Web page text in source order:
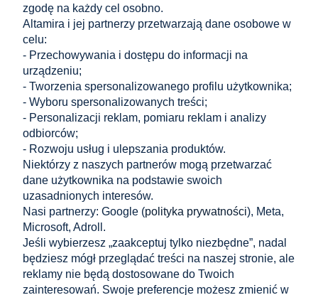
do koszyka do koszyka
« 1 2 3 4
Zakupy
Pomoc
Moje konto
Informacje
KONTAKT
zgodę na każdy cel osobno.
Altamira i jej partnerzy przetwarzają dane osobowe w
celu:
- Przechowywania i dostępu do informacji na
urządzeniu;
- Tworzenia spersonalizowanego profilu użytkownika;
- Wyboru spersonalizowanych treści;
- Personalizacji reklam, pomiaru reklam i analizy
odbiorców;
- Rozwoju usług i ulepszania produktów.
Niektórzy z naszych partnerów mogą przetwarzać
dane użytkownika na podstawie swoich
uzasadnionych interesów.
Nasi partnerzy: Google (polityka prywatności), Meta,
Microsoft, Adroll.
Jeśli wybierzesz „zaakceptuj tylko niezbędne”, nadal
będziesz mógł przeglądać treści na naszej stronie, ale
reklamy nie będą dostosowane do Twoich
zainteresowań. Swoje preferencje możesz zmienić w